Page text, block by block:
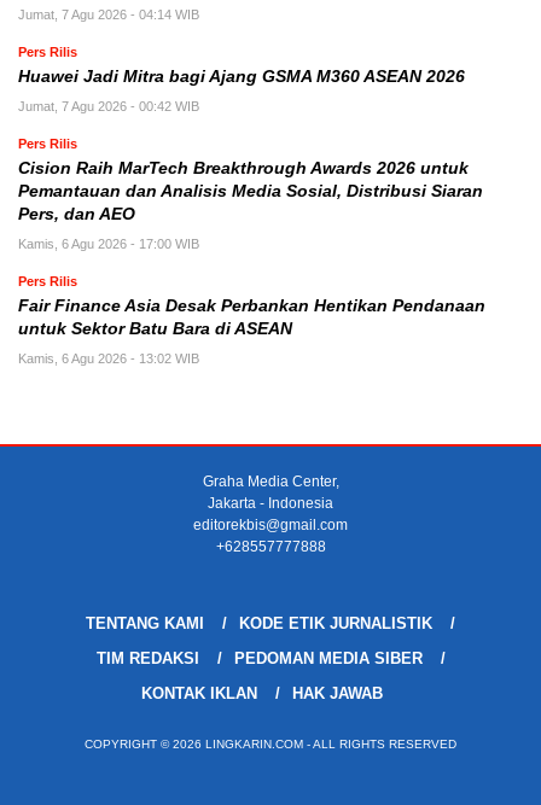
Jumat, 7 Agu 2026 - 04:14 WIB
Pers Rilis
Huawei Jadi Mitra bagi Ajang GSMA M360 ASEAN 2026
Jumat, 7 Agu 2026 - 00:42 WIB
Pers Rilis
Cision Raih MarTech Breakthrough Awards 2026 untuk
Pemantauan dan Analisis Media Sosial, Distribusi Siaran
Pers, dan AEO
Kamis, 6 Agu 2026 - 17:00 WIB
Pers Rilis
Fair Finance Asia Desak Perbankan Hentikan Pendanaan
untuk Sektor Batu Bara di ASEAN
Kamis, 6 Agu 2026 - 13:02 WIB
Graha Media Center,
Jakarta - Indonesia
editorekbis@gmail.com
+628557777888
TENTANG KAMI
KODE ETIK JURNALISTIK
TIM REDAKSI
PEDOMAN MEDIA SIBER
KONTAK IKLAN
HAK JAWAB
COPYRIGHT © 2026 LINGKARIN.COM - ALL RIGHTS RESERVED